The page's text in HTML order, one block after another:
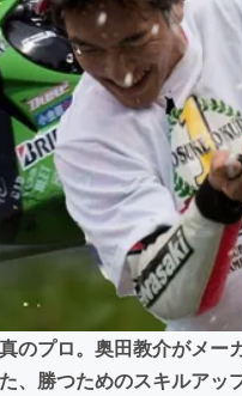
チャレンジ
CAMPFIRE for
CAMPFIREふる
のプロ。奥田教介がメー
、勝つためのスキルアッ